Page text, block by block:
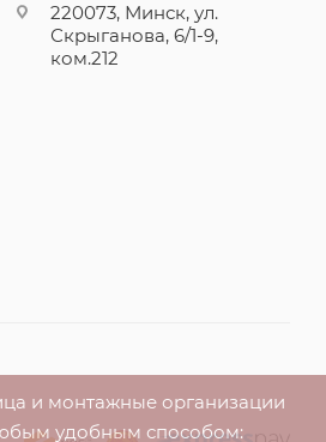
220073, Минск, ул.
Скрыганова, 6/1-9,
ком.212
и монтажные организации
удобным способом: